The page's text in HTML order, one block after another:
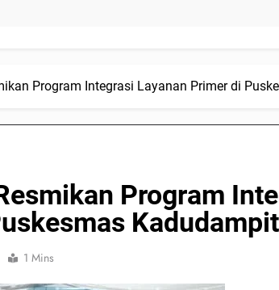
Program Integrasi Layanan Primer di
Program
1 Mins